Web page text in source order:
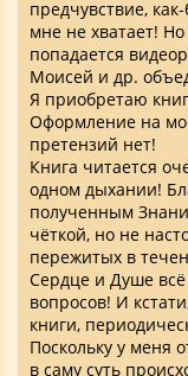
предчувствие,
мне не хватает!
попадается
Моисей и др.
Я приобретаю
Оформление на
претензий нет!
Книга читается
одном дыхании!
полученным
чёткой, но не
пережитых в
Сердце и Душе всё
вопросов! И
книги,
Поскольку у меня
в саму суть